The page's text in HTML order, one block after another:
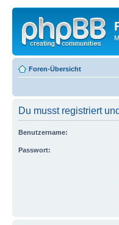
Foren-Übersicht
Du musst registriert
Benutzername:
Passwort: